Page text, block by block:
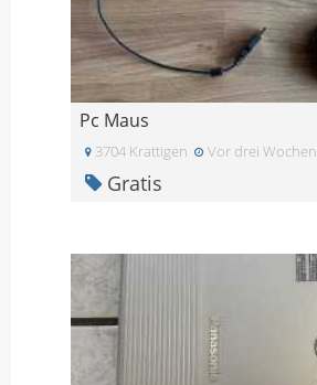
Pc Maus
3704 Krattigen Vor drei Wochen
Gratis